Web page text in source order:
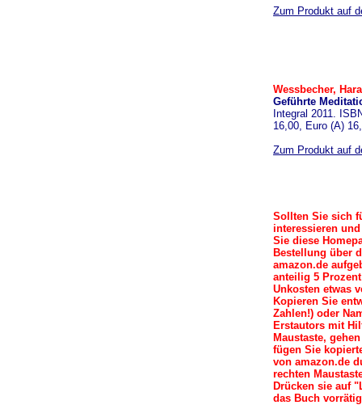
Zum Produkt auf
Wessbecher,
Geführte
Integral 2011.
16,00, Euro (A)
Zum Produkt auf
Sollten Sie sich
interessieren
Sie diese
Bestellung über
amazon.de
anteilig 5
Unkosten etwas
Kopieren Sie
Zahlen!) oder
Erstautors mit
Maustaste,
fügen Sie
von amazon.de
rechten
Drücken sie auf
das Buch